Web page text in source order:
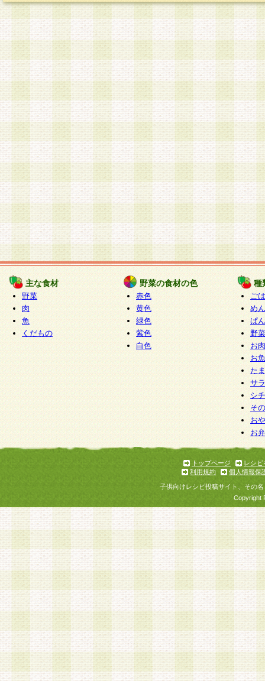
主な食材
野菜
肉
魚
くだもの
野菜の食材の色
赤色
黄色
緑色
紫色
白色
種
ご
めん
ぱん
野
お
お
た
サ
シ
そ
お
お
トップページ
レシピ
利用規約
個人情報保
子供向けレシピ投稿サイト、その
Copyright